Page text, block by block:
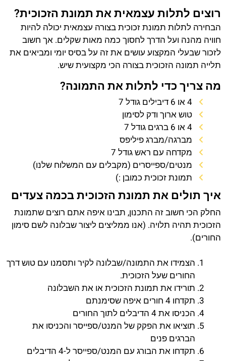
רוצים לתלות עצמאית את תמונת הזכוכית?
הבחירה לתלות תמונת זכוכית בצורה עצמאית יכולה להיות
חוויה מהנה ועל הדרך לחסוך כמה מאות שקלים. אך חשוב
לזכור שבעלי המקצוע עושים את זה על בסיס יומי ומביאים את
תלייה תמונה הזכוכית בצורה הכי מקצועית שיש.
מה צריך כדי לתלות את התמונה?
4 או 6 דיבילים גודל 7
טוש ארוך ודק לסימון
4 או 6 ברגים גודל 7
מברגה/מברג פיליפס
מקדחה עם ראש גודל 7
מנטים/ספייסרים (מקבלים עם המשלוח שלנו)
תמונת זכוכית כמובן :)
איך תולים את תמונת הזכוכית בכמה צעדים
החלק הכי חשוב זה התכנון, תבינו איפה אתם רוצים שתמונת
הזכוכית תהיה תלויה. (אנו ממליצים ליצור שבלונה לשם סימון
החורים).
הצמידו את התמונה/שבלונה לקיר ותסמנו עם טוש דרך
החורים שעל הזכוכית.
תורידו את תמונת הזכוכית או את השבלונה
תקדחו 4 חורים איפה שסימנתם
הכניסו את 4 הדיבלים לתוך החורים
תוציאו את הפקק של המנט/ספייסר והכניסו את
הברגים פנים
תקדחו את הבורג עם המנט/ספייסר ל-4 הדיבלים